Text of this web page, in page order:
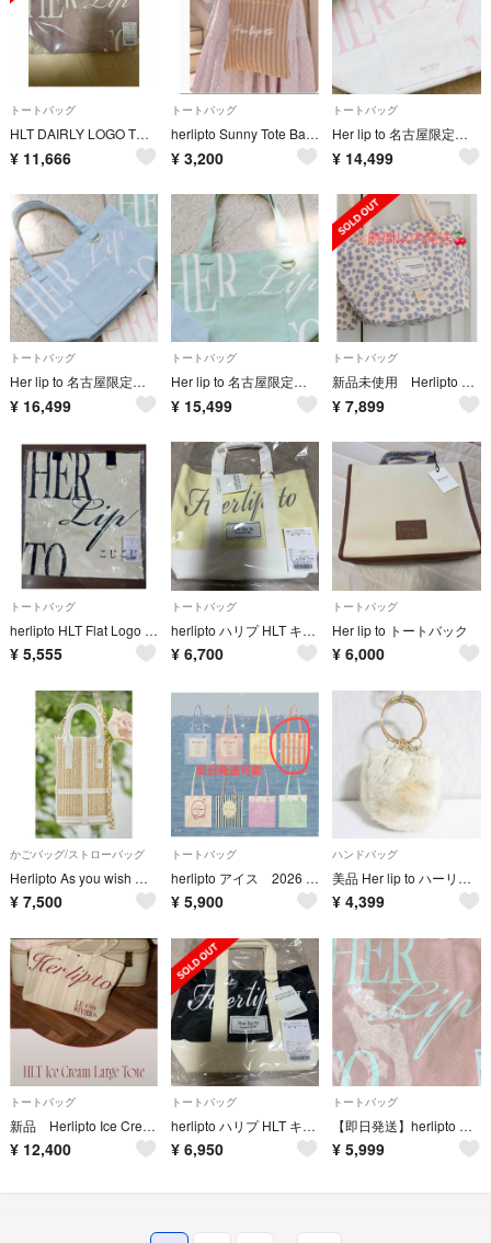
トートバッグ
HLT DAIRLY LOGO TOTE ROSE
¥ 11,666
トートバッグ
herlipto Sunny Tote Bag ノベルティ トート
¥ 3,200
トートバッグ
Her lip to 名古屋限定 ロゴトートバッグ milkypink ピンク
¥ 14,499
トートバッグ
Her lip to 名古屋限定 ロゴトートバッグ Baby Blue ブルー
¥ 16,499
トートバッグ
Her lip to 名古屋限定 ロゴトートバッグ ミントグリーン mint
¥ 15,499
トートバッグ
新品未使用 Herlipto Cherry Tote Bag Misty Blue
¥ 7,899
トートバッグ
herlipto HLT Flat Logo Tote
¥ 5,555
トートバッグ
herlipto ハリプ HLT キャンバス ミニ トート バック イエロー 黄
¥ 6,700
トートバッグ
Her lip to トートバック
¥ 6,000
かごバッグ/ストローバッグ
Herlipto As you wish Mini Bag ノベルティ カゴバッグ
¥ 7,500
トートバッグ
herlipto アイス 2026 オレンジ トートHLT Ice Cream Tote herlipto アイス トート
¥ 5,900
ハンドバッグ
美品 Her lip to ハーリップトゥ ファーバッグ ハンドバッグ ベージュ レディース 古着 中古 USED
¥ 4,399
トートバッグ
新品 Herlipto Ice Cream Large Tote beige
¥ 12,400
トートバッグ
herlipto ハリプ HLT キャンバス ミニ トート バック ブラック 黒
¥ 6,950
トートバッグ
【即日発送】herlipto HLT Flat Logo Tote トートバッグ
¥ 5,999